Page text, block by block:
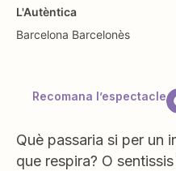
L'Autèntica
Barcelona Barcelonès
Recomana l’espectacle
Què passaria si per un
que respira? O